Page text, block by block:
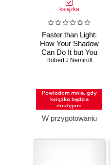
książka
Faster than Light:
How Your Shadow
Can Do It but You
Can't
Robert J Nemiroff
Powiadom mnie, gdy
książka będzie
dostępna
W przygotowaniu